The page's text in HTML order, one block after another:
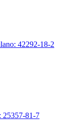
42292-18-2
25357-81-7